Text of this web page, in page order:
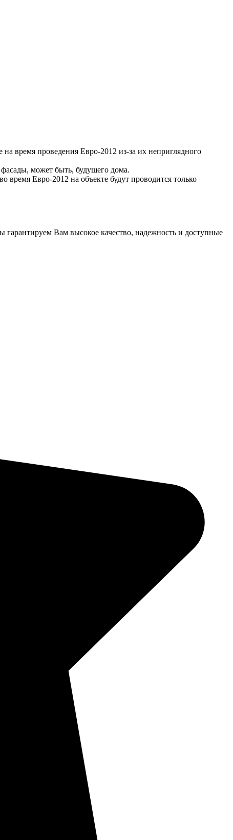
время проведения Евро-2012 из-за их неприглядного
может быть, будущего дома.
Евро-2012 на объекте будут проводится только
гарантируем Вам высокое качество, надежность и доступные